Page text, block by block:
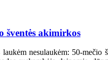
šventės akimirkos
nesulaukėm: 50-